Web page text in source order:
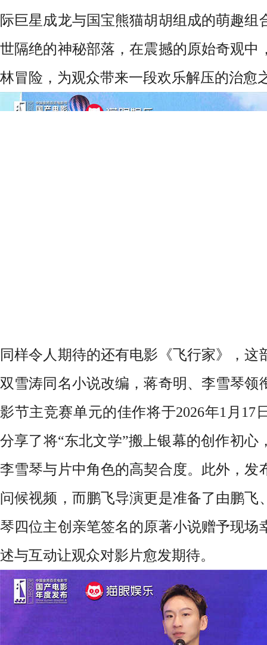
际巨星成龙与国宝熊猫胡胡组成的萌趣组
世隔绝的神秘部落，在震撼的原始奇观中
林冒险，为观众带来一段欢乐解压的治愈
同样令人期待的还有电影《飞行家》，这
双雪涛同名小说改编，蒋奇明、李雪琴领
影节主竞赛单元的佳作将于2026年1月17
分享了将“东北文学”搬上银幕的创作初心
李雪琴与片中角色的高契合度。此外，发
问候视频，而鹏飞导演更是准备了由鹏飞
琴四位主创亲笔签名的原著小说赠予现场
述与互动让观众对影片愈发期待。